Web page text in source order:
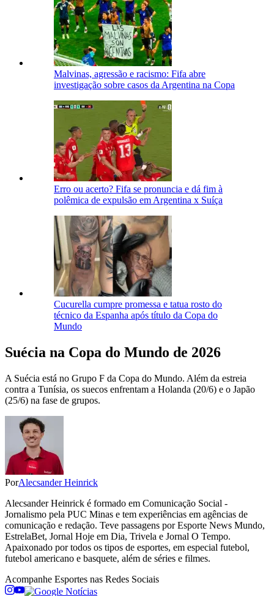
Malvinas, agressão e racismo: Fifa abre
investigação sobre casos da Argentina na Copa
Erro ou acerto? Fifa se pronuncia e dá fim à
polêmica de expulsão em Argentina x Suíça
Cucurella cumpre promessa e tatua rosto do
técnico da Espanha após título da Copa do
Mundo
Suécia na Copa do Mundo de 2026
A Suécia está no Grupo F da Copa do Mundo. Além da estreia
contra a Tunísia, os suecos enfrentam a Holanda (20/6) e o Japão
(25/6) na fase de grupos.
PorAlecsander Heinrick
Alecsander Heinrick é formado em Comunicação Social -
Jornalismo pela PUC Minas e tem experiências em agências de
comunicação e redação. Teve passagens por Esporte News Mundo,
EstrelaBet, Jornal Hoje em Dia, Trivela e Jornal O Tempo.
Apaixonado por todos os tipos de esportes, em especial futebol,
futebol americano e basquete, além de séries e filmes.
Acompanhe Esportes nas Redes Sociais